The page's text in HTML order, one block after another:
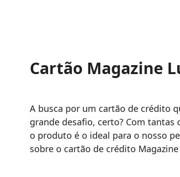
Cartão Magazine
A busca por um cartão de crédito
grande desafio, certo? Com
o produto é o ideal para o nosso
sobre o cartão de crédito